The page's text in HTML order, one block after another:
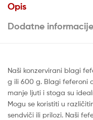
Opis
Dodatne informacije
Naši konzervirani blagi
g ili 600 g. Blagi feferoni
manje ljuti i stoga su
Mogu se koristiti u
sendviči ili prilozi. Naši